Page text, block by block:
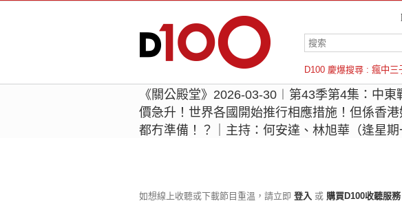
D100 慶爆搜尋 : 瘋中三
羅倫斯
《關公殿堂》2026-03-30︱第43季第4集：中東
價急升！世界各國開始推行相應措施！但係香
都冇準備！？｜主持：何安達、林旭華（逢星期
如想線上收聽或下載節目重溫，請立即 登入 或 購買D100收聽服務